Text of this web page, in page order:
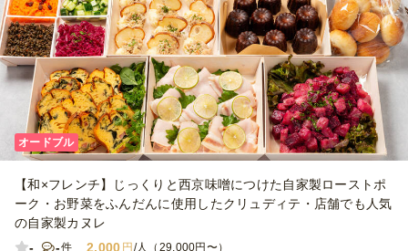
オードブル
【和×フレンチ】じっくりと西京味噌につけた自家製ローストポ
ーク・お野菜をふんだんに使用したクリュディテ・店舗でも人気
の自家製カヌレ
-
-件 2,000 円 /人（29,000円〜）